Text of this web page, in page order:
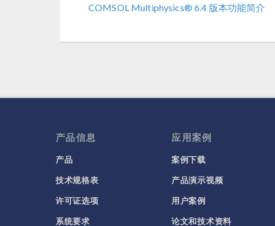
COMSOL Multiphysics® 6.4 版本功能简介
产品信息
产品
技术规格表
许可证选项
系统要求
应用案例
案例下载
产品演示视频
用户案例
论文和技术资料